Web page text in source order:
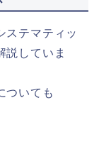
ステマティッ
説していま
ついても